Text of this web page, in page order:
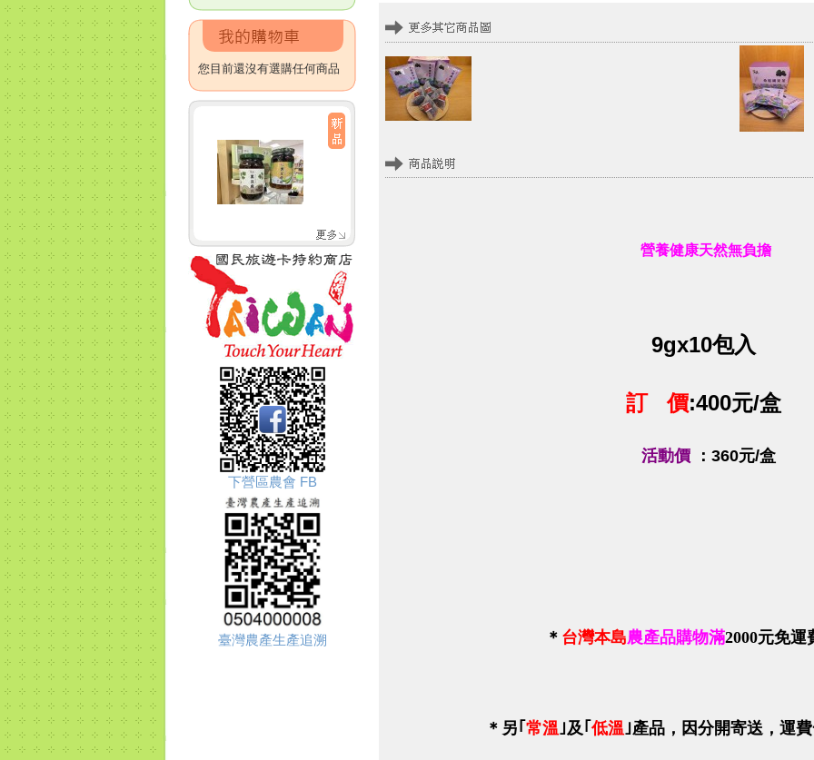
您目前還沒有選購任何商品
下營區農會 FB
臺灣農產生產追溯
營養健康天然無負擔
9gx10包入
訂 價:400元/盒
活動價：360元/盒
＊ 台灣本島農產品購物滿2000元免運
＊ 另｢ 常溫｣及｢ 低溫｣產品，因分開寄送，運